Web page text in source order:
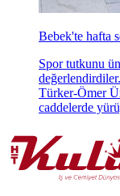
Bebek'te hafta
Spor tutkunu
Türker-Ömer
caddelerde
Bebek'te